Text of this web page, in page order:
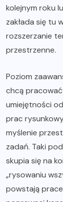
kolejnym roku
zakłada się tu
rozszerzanie
przestrzenne.
Poziom
chcą
umiejętności
prac
myślenie
zadań. Taki
skupia się na
„rysowaniu
powstają